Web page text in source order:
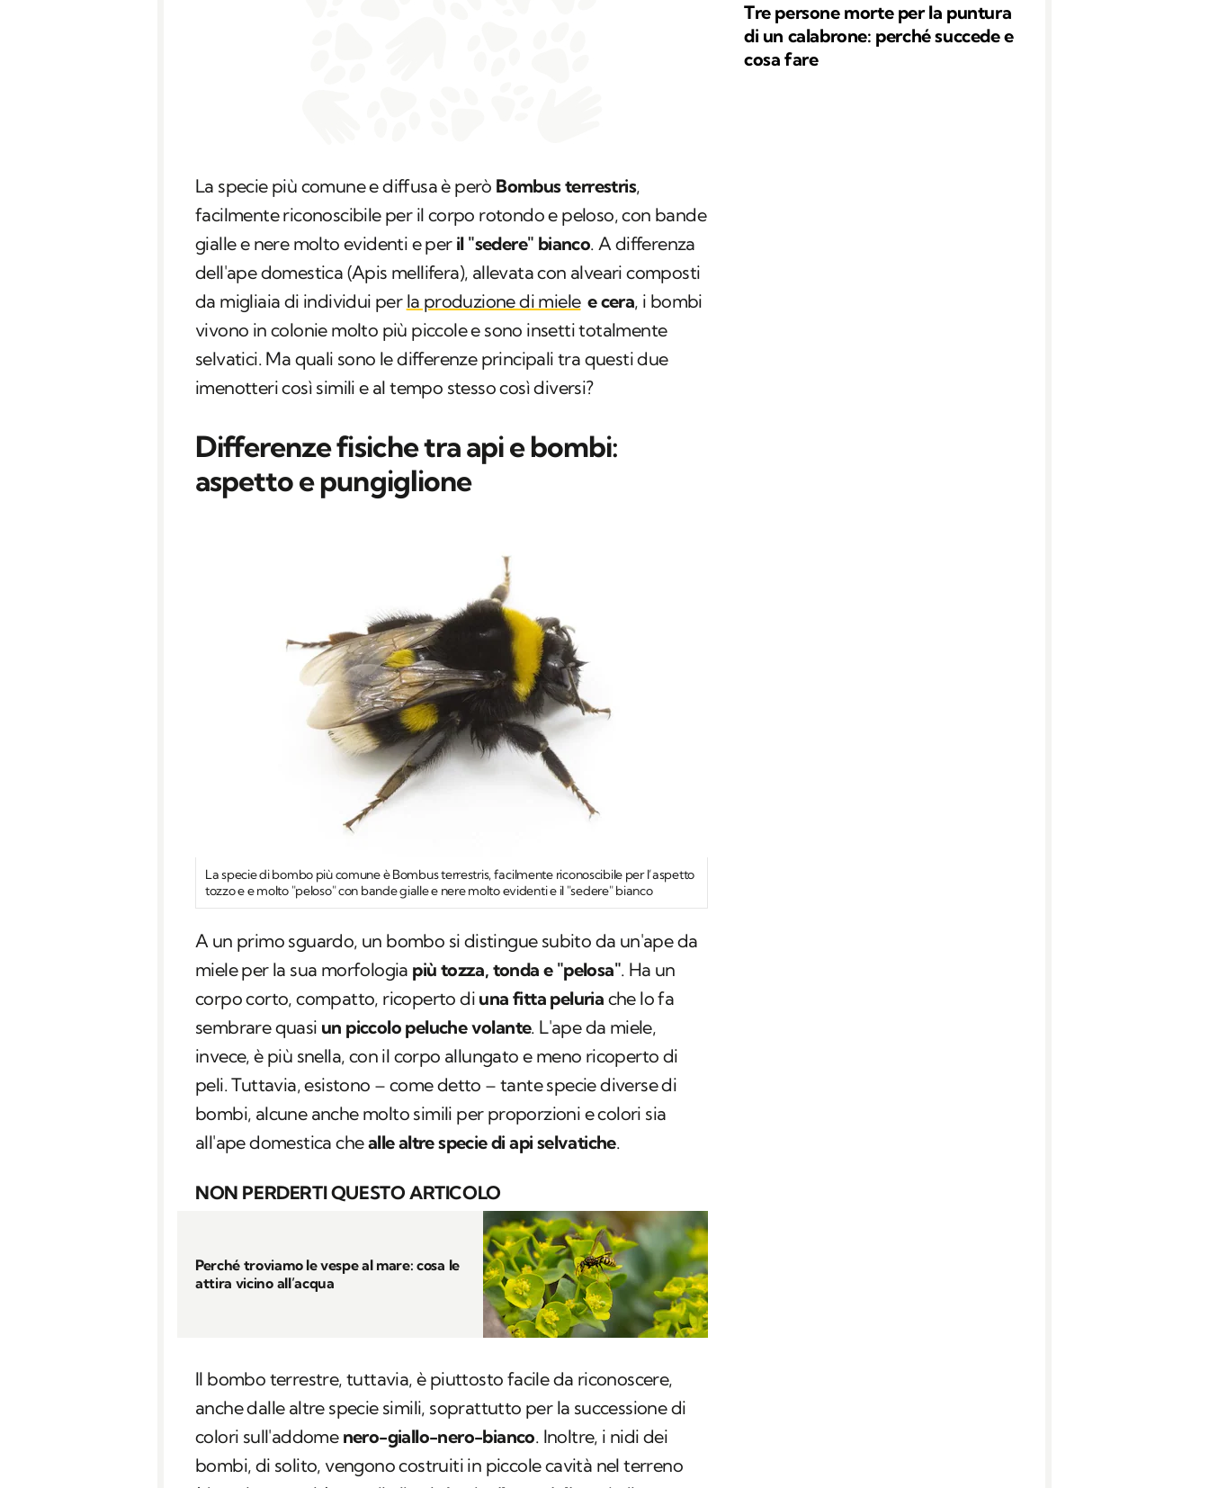
La specie più comune e diffusa è però Bombus terrestris,
facilmente riconoscibile per il corpo rotondo e peloso, con bande
gialle e nere molto evidenti e per il "sedere" bianco. A differenza
dell'ape domestica (Apis mellifera), allevata con alveari composti
da migliaia di individui per la produzione di miele e cera, i bombi
vivono in colonie molto più piccole e sono insetti totalmente
selvatici. Ma quali sono le differenze principali tra questi due
imenotteri così simili e al tempo stesso così diversi?
Differenze fisiche tra api e bombi:
aspetto e pungiglione
La specie di bombo più comune èBombus terrestris, facilmente riconoscibile per l’aspetto
tozzo e e molto "peloso" con bande gialle e nere molto evidenti e il "sedere" bianco
A un primo sguardo, un bombo si distingue subito da un'ape da
miele per la sua morfologia più tozza, tonda e "pelosa". Ha un
corpo corto, compatto, ricoperto di una fitta peluria che lo fa
sembrare quasi un piccolo peluche volante. L'ape da miele,
invece, è più snella, con il corpo allungato e meno ricoperto di
peli. Tuttavia, esistono – come detto – tante specie diverse di
bombi, alcune anche molto simili per proporzioni e colori sia
all'ape domestica chealle altre specie di api selvatiche.
NON PERDERTI QUESTO ARTICOLO
Perché troviamo le vespe al mare: cosa le
attira vicino all’acqua
Il bombo terrestre, tuttavia, è piuttosto facile da riconoscere,
anche dalle altre specie simili, soprattutto per la successione di
colori sull'addome nero-giallo-nero-bianco. Inoltre, i nidi dei
bombi, di solito, vengono costruiti in piccole cavità nel terreno
Tre persone morte per la puntura
di un calabrone: perché succede e
cosa fare